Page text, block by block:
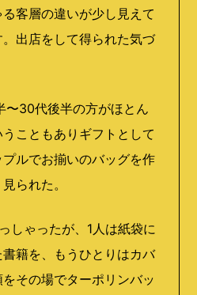
客層の違いが少し見えて
出店をして得られた気づ
〜30代後半の方がほとん
こともありギフトとして
ルでお揃いのバッグを作
られた。
しゃったが、1人は紙袋に
籍を、もうひとりはカバ
その場でターポリンバッ